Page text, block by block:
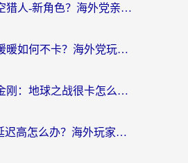
越南怎么玩时空猎人-新角色？海外党亲测有效的国服游戏加速指南
在欧洲打奇迹暖暖如何不卡？海外党玩国服游戏的终极加速攻略
在海外玩变形金刚：地球之战很卡怎么办？老玩家亲测的加速器指南，解决卡顿烦恼
国外Sky光·遇延迟高怎么办？海外玩家国服游戏加速终极指南（附实测技巧）